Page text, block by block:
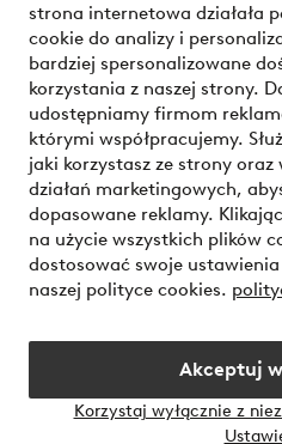
strona internetowa działała
cookie do analizy i
bardziej spersonalizowane
korzystania z naszej strony.
udostępniamy firmom
którymi współpracujemy.
jaki korzystasz ze strony oraz
działań marketingowych,
dopasowane reklamy.
na użycie wszystkich plików
dostosować swoje
naszej polityce cookies.
Akceptuj
Korzystaj wyłącznie z
Warunki
Bezpieczne płatności -
Chcesz dowiedzieć się więcej o